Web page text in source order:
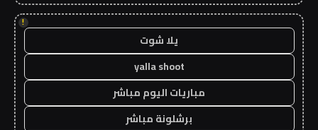
!
يلا شوت
yalla shoot
مباريات اليوم مباشر
برشلونة مباشر